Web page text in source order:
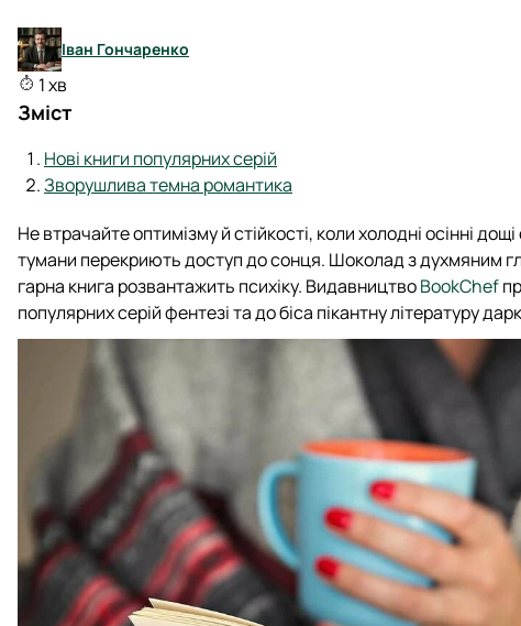
Іван Гончаренко
1 хв
Зміст
Нові книги популярних серій
Зворушлива темна романтика
Не втрачайте оптимізму й стійкості, коли холодні осінні
тумани перекриють доступ до сонця. Шоколад з духмяним
гарна книга розвантажить психіку. ВидавництвоBookChef
популярних серій фентезі та до біса пікантну літературу